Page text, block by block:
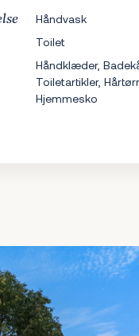
Håndvask
Toilet
Håndklæder,
Toiletartikler,
Hjemmesko